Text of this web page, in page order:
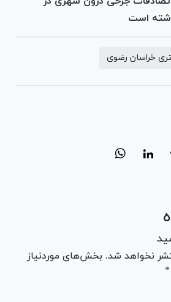
خراسان رضوی
نخواهد شد. بخش‌های موردنیاز